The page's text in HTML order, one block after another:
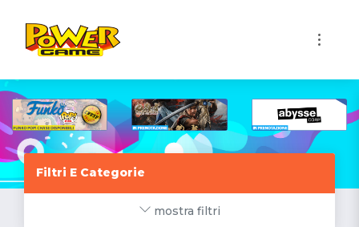
Filtri E Categorie
mostra filtri